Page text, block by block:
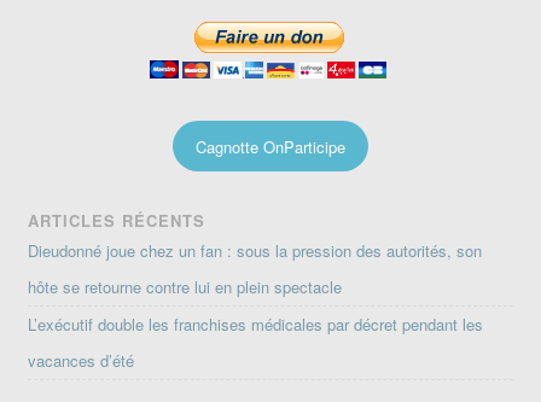
Cagnotte OnParticipe
ARTICLES RÉCENTS
Dieudonné joue chez un fan : sous la pression des autorités, son
hôte se retourne contre lui en plein spectacle
L’exécutif double les franchises médicales par décret pendant les
vacances d’été